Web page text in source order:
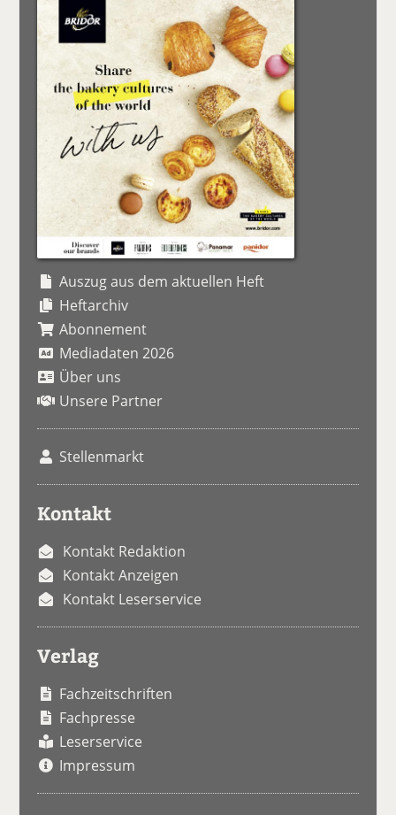
Auszug aus dem aktuellen Heft
Heftarchiv
Abonnement
Mediadaten 2026
Über uns
Unsere Partner
Stellenmarkt
Kontakt
Kontakt Redaktion
Kontakt Anzeigen
Kontakt Leserservice
Verlag
Fachzeitschriften
Fachpresse
Leserservice
Impressum